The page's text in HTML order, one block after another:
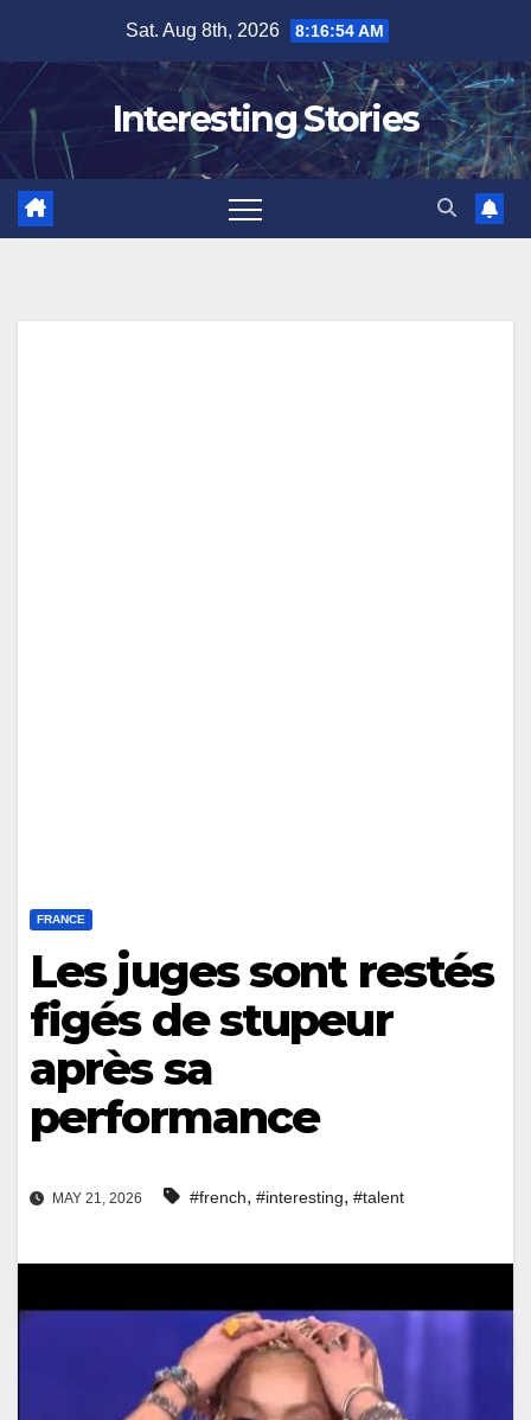
content
Sat. Aug 8th, 2026 8:16:55 AM
Interesting Stories
FRANCE
Les juges sont restés
figés de stupeur
après sa
performance
MAY 21, 2026 #french, #interesting, #talent